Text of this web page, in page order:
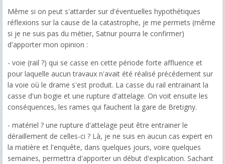
Même si on peut s'attarder sur d'éventuelles hypothétiques
réflexions sur la cause de la catastrophe, je me permets (même
si je ne suis pas du métier, Satnur pourra le confirmer)
d'apporter mon opinion :
- voie (rail ?) qui se casse en cette période forte affluence et
pour laquelle aucun travaux n'avait été réalisé précédement sur
la voie où le drame s'est produit. La casse du rail entrainant la
casse d'un bogie et une rupture d'attelage. On voit ensuite les
conséquences, les rames qui fauchent la gare de Bretigny.
- matériel ? une rupture d'attelage peut être entrainer le
déraillement de celles-ci ? Là, je ne suis en aucun cas expert en
la matière et l'enquête, dans quelques jours, voire quelques
semaines, permettra d'apporter un début d'explication. Sachant